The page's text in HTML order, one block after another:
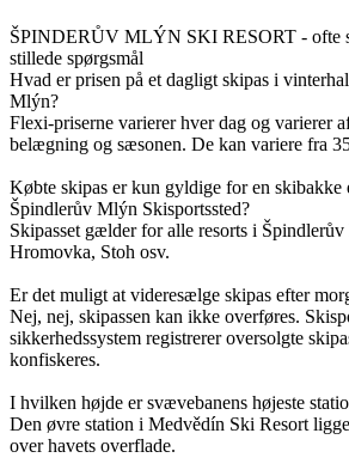
ŠPINDERŮV MLÝN SKI RESORT - ofte
stillede spørgsmål
Hvad er prisen på et dagligt skipas i
Mlýn?
Flexi-priserne varierer hver dag og varierer
belægning og sæsonen. De kan variere fra
Købte skipas er kun gyldige for en skibakke
Špindlerův Mlýn Skisportssted?
Skipasset gælder for alle resorts i
Hromovka, Stoh osv.
Er det muligt at videresælge skipas efter
Nej, nej, skipassen kan ikke overføres.
sikkerhedssystem registrerer oversolgte
konfiskeres.
I hvilken højde er svævebanens højeste
Den øvre station i Medvědín Ski Resort
over havets overflade.